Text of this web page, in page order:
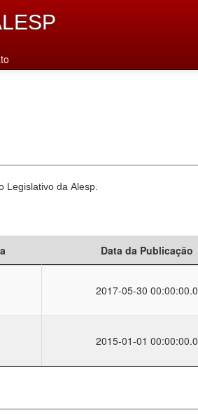
Legislativo da Alesp.
Data da Publicação
2017-05-30 00:00:00.0
2015-01-01 00:00:00.0